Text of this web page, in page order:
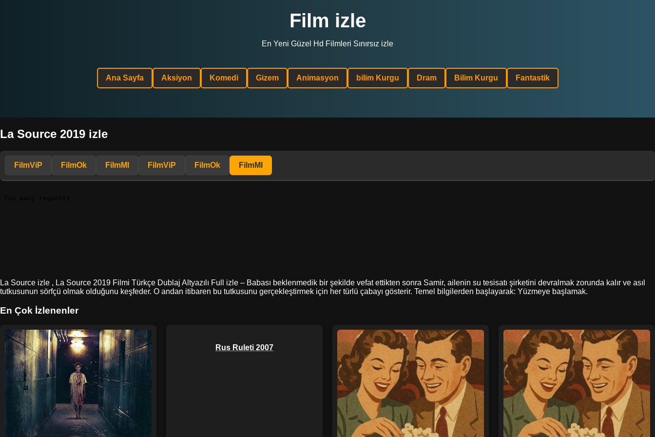
Film izle
En Yeni Güzel Hd Filmleri Sınırsız izle
Ana Sayfa Aksiyon Komedi Gizem Animasyon bilim Kurgu Dram Bilim Kurgu Fantastik
La Source 2019 izle
FilmViP FilmOk FilmMl FilmViP FilmOk FilmMl
La Source izle , La Source 2019 Filmi Türkçe Dublaj Altyazılı Full izle – Babası beklenmedik bir şekilde vefat ettikten sonra Samir, ailenin su tesisatı şirketini devralmak zorunda kalır ve asıl
tutkusunun sörfçü olmak olduğunu keşfeder. O andan itibaren bu tutkusunu gerçekleştirmek için her türlü çabayı gösterir. Temel bilgilerden başlayarak: Yüzmeye başlamak.
En Çok İzlenenler
Rus Ruleti 2007